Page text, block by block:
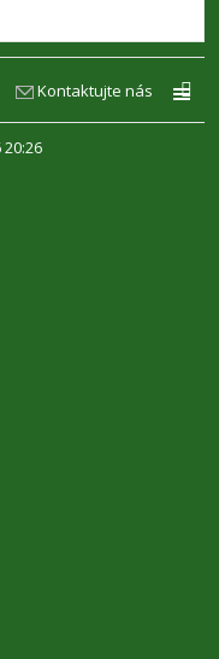
Kontaktujte nás